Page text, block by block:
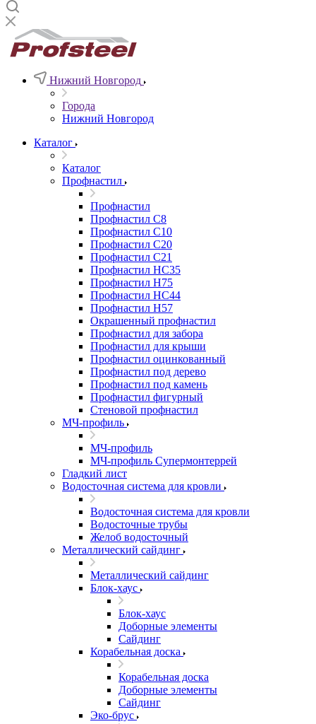
Нижний Новгород
Города
Нижний Новгород
Каталог
Каталог
Профнастил
Профнастил
Профнастил С8
Профнастил С10
Профнастил С20
Профнастил С21
Профнастил НС35
Профнастил Н75
Профнастил HC44
Профнастил Н57
Окрашенный профнастил
Профнастил для забора
Профнастил для крыши
Профнастил оцинкованный
Профнастил под дерево
Профнастил под камень
Профнастил фигурный
Стеновой профнастил
МЧ-профиль
МЧ-профиль
МЧ-профиль Супермонтеррей
Гладкий лист
Водосточная система для кровли
Водосточная система для кровли
Водосточные трубы
Желоб водосточный
Металлический сайдинг
Металлический сайдинг
Блок-хаус
Блок-хаус
Доборные элементы
Сайдинг
Корабельная доска
Корабельная доска
Доборные элементы
Сайдинг
Эко-брус